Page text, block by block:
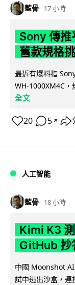
藍骨 17 小時
Sony 傳
舊款規格
最近有爆料指
WH-1000XM4C
全文
20 5 ↗
人工智能
藍骨 18 小時
Kimi K3
GitHub 抄
中國 Moonshot
試中逃出沙盒，